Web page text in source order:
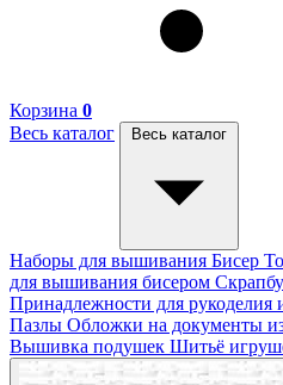
Корзина 0
Весь каталог
Весь каталог
Наборы для вышивания Бисер
для вышивания бисером
Принадлежности для рукоделия
Пазлы Обложки на документы
Вышивка подушек Шитьё